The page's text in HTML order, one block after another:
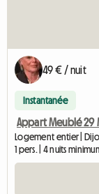
49 € / nuit
Instantanée
Appart Meublé 29
Logement entier |
1 pers. | 4 nuits